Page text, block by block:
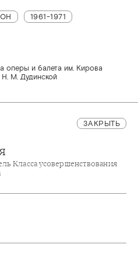
1961-1971
ЗАКРЫТЬ
Класса усовершенствования